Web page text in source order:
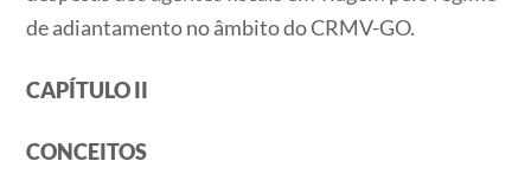
de adiantamento no âmbito do CRMV-GO.
CAPÍTULO II
CONCEITOS